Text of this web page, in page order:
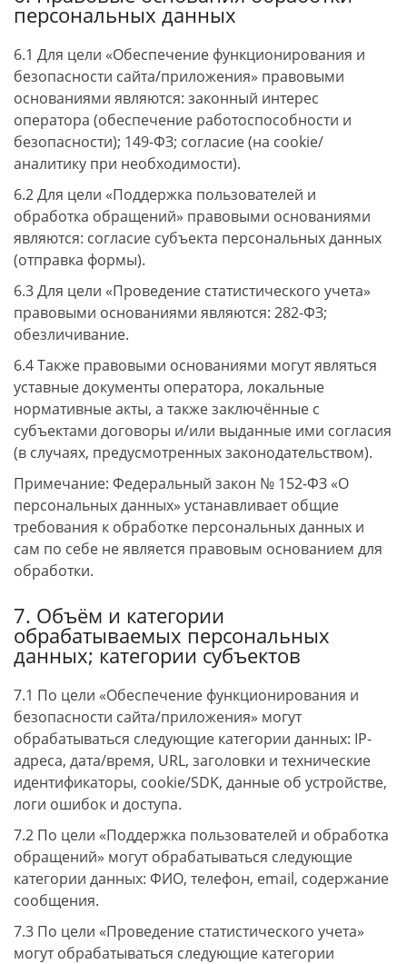
персональных данных
6.1 Для цели «Обеспечение функционирования и
безопасности сайта/приложения» правовыми
основаниями являются: законный интерес
оператора (обеспечение работоспособности и
безопасности); 149-ФЗ; согласие (на cookie/
аналитику при необходимости).
6.2 Для цели «Поддержка пользователей и
обработка обращений» правовыми основаниями
являются: согласие субъекта персональных данных
(отправка формы).
6.3 Для цели «Проведение статистического учета»
правовыми основаниями являются: 282-ФЗ;
обезличивание.
6.4 Также правовыми основаниями могут являться
уставные документы оператора, локальные
нормативные акты, а также заключённые с
субъектами договоры и/или выданные ими согласия
(в случаях, предусмотренных законодательством).
Примечание: Федеральный закон № 152-ФЗ «О
персональных данных» устанавливает общие
требования к обработке персональных данных и
сам по себе не является правовым основанием для
обработки.
7. Объём и категории
обрабатываемых персональных
данных; категории субъектов
7.1 По цели «Обеспечение функционирования и
безопасности сайта/приложения» могут
обрабатываться следующие категории данных: IP-
адреса, дата/время, URL, заголовки и технические
идентификаторы, cookie/SDK, данные об устройстве,
логи ошибок и доступа.
7.2 По цели «Поддержка пользователей и обработка
обращений» могут обрабатываться следующие
категории данных: ФИО, телефон, email, содержание
сообщения.
7.3 По цели «Проведение статистического учета»
могут обрабатываться следующие категории